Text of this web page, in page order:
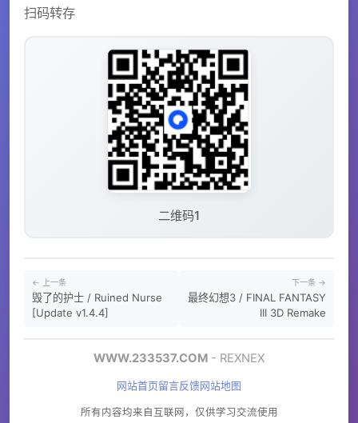
扫码转存
二维码1
← 上一条
毁了的护士 / Ruined Nurse
[Update v1.4.4]
下一条 →
最终幻想3 / FINAL FANTASY
III 3D Remake
WWW.233537.COM - REXNEX
网站首页留言反馈网站地图
所有内容均来自互联网，仅供学习交流使用